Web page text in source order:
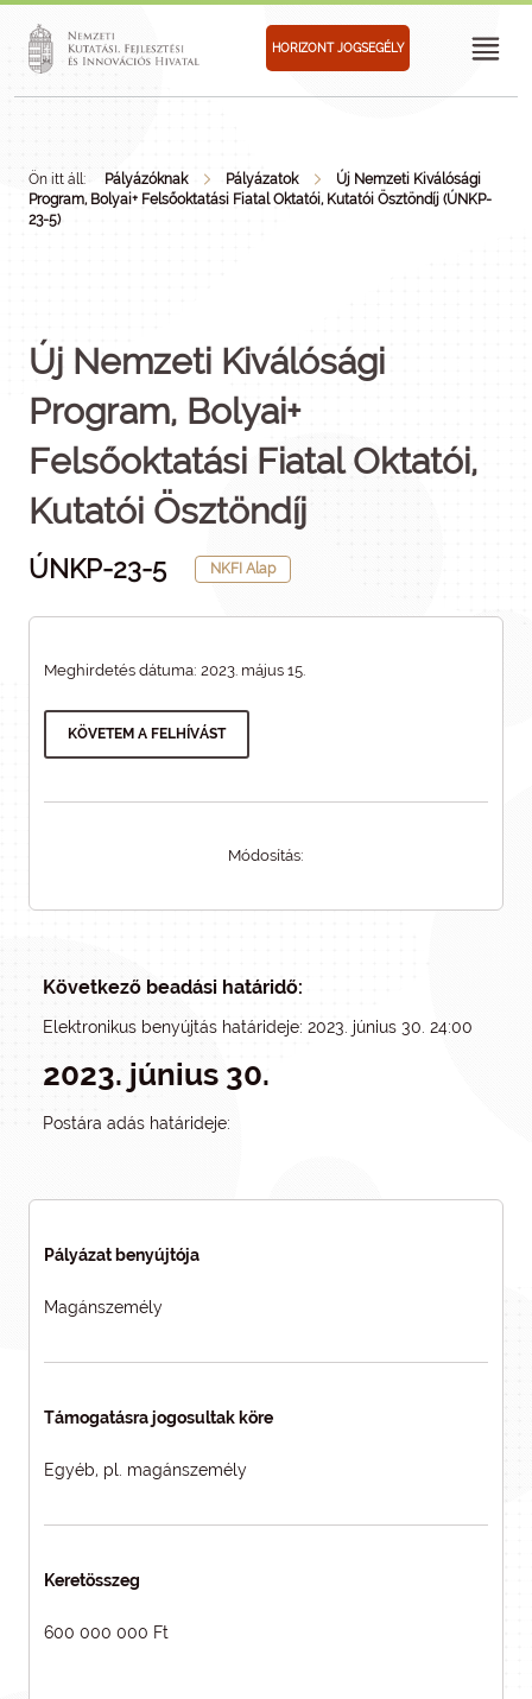
HORIZONT JOGSEGÉLY
Ön itt áll: Pályázóknak Pályázatok
Új Nemzeti Kiválósági
Program, Bolyai+ Felsőoktatási Fiatal Oktatói, Kutatói Ösztöndíj (ÚNKP-
23-5)
Új Nemzeti Kiválósági
Program, Bolyai+
Felsőoktatási Fiatal Oktatói,
Kutatói Ösztöndíj
ÚNKP-23-5 NKFI Alap
Meghirdetés dátuma: 2023. május 15.
KÖVETEM A FELHÍVÁST
Módosítás:
Következő beadási határidő:
Elektronikus benyújtás határideje: 2023. június 30. 24:00
2023. június 30.
Postára adás határideje:
Pályázat benyújtója
Magánszemély
Támogatásra jogosultak köre
Egyéb, pl. magánszemély
Keretösszeg
600 000 000 Ft